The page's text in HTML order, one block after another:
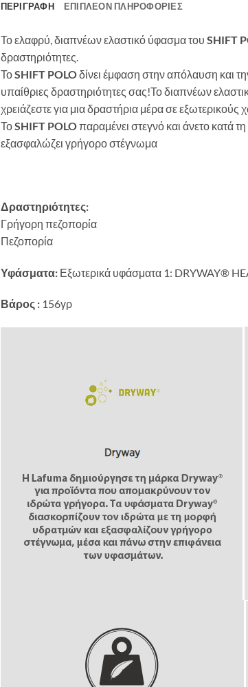
ΠΕΡΙΓΡΑΦΉ ΕΠΙΠΛΈΟΝ ΠΛΗΡΟΦΟΡΊΕΣ
Το ελαφρύ, διαπνέων ελαστικό ύφασμα του SHIFT
δραστηριότητες.
ΤοSHIFT POLOδίνει έμφαση στην απόλαυση και
υπαίθριες δραστηριότητες σας!Το διαπνέων
χρειάζεστε για μια δραστήρια μέρα σε εξωτερικούς
ΤοSHIFT POLOπαραμένει στεγνό και άνετο κατά
εξασφαλώζει γρήγορο στέγνωμα
Δραστηριότητες:
Γρήγορη πεζοπορία
Πεζοπορία
Υφάσματα: Εξωτερικά υφάσματα 1: DRYWAY®
Βάρος : 156γρ